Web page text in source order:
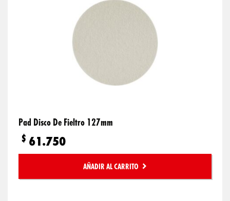
Pad Disco De Fieltro 127mm
$ 61.750
AÑADIR AL CARRITO